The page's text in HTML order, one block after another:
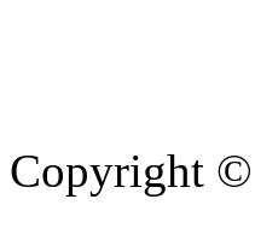
Copyright